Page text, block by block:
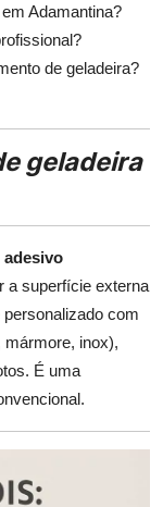
Adamantina?
de geladeira?
geladeira
a superfície externa
com
inox),
É uma